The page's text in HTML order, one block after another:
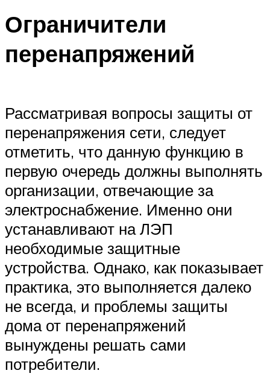
Ограничители
перенапряжений
Рассматривая вопросы защиты от
перенапряжения сети, следует
отметить, что данную функцию в
первую очередь должны выполнять
организации, отвечающие за
электроснабжение. Именно они
устанавливают на ЛЭП
необходимые защитные
устройства. Однако, как показывает
практика, это выполняется далеко
не всегда, и проблемы защиты
дома от перенапряжений
вынуждены решать сами
потребители.